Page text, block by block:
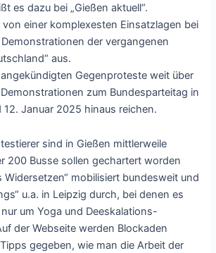
es dazu bei „Gießen aktuell“.
einer komplexesten Einsatzlagen bei
der vergangenen
aus.
Gegenproteste weit über
zum Bundesparteitag in
12. Januar 2025 hinaus reichen.
sind in Gießen mittlerweile
200 Busse sollen gechartert worden
Widersetzen“ mobilisiert bundesweit und
u.a. in Leipzig durch, bei denen es
um Yoga und Deeskalations-
der Webseite werden Blockaden
gegeben, wie man die Arbeit der